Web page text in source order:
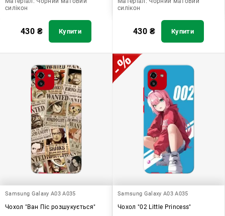
силікон
430 ₴ Купити
силікон
430 ₴ Купити
Samsung Galaxy A03 A035
Чохол "Ван Піс розшукується"
Samsung Galaxy A03 A035
Чохол "02 Little Princess"